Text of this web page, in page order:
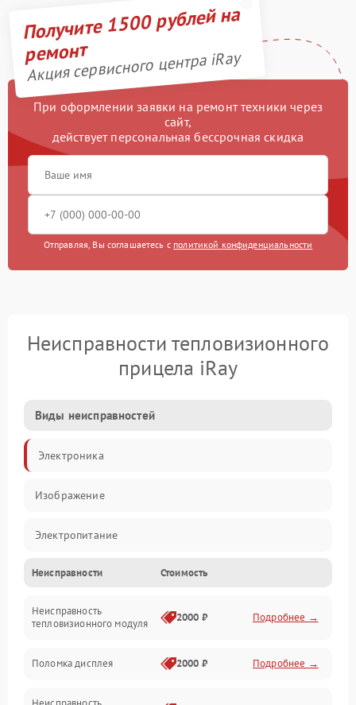
Получите 1500 рублей на
ремонт
Акция сервисного центра iRay
При оформлении заявки на ремонт техники через
сайт,
действует персональная бессрочная скидка
Отправляя, Вы соглашаетесь с политикой конфиденциальности
Неисправности тепловизионного
прицела iRay
Виды неисправностей
Электроника
Изображение
Электропитание
Измерения
Матрица
Неисправности Стоимость
Неисправность
тепловизионного модуля
2000 ₽ Подробнее →
Поломка дисплея 2000 ₽ Подробнее →